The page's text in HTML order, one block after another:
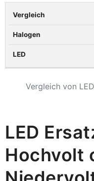
Vergleich von
LED
Hochvolt